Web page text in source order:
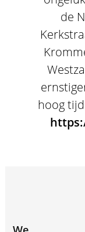
de
hoog